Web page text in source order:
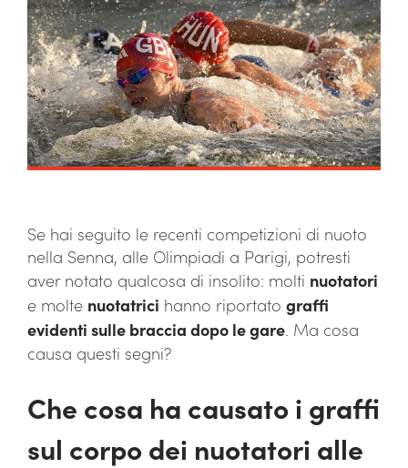
Se hai seguito le recenti competizioni di nuoto
nella Senna, alle Olimpiadi a Parigi, potresti
aver notato qualcosa di insolito: molti nuotatori
e molte nuotatrici hanno riportato graffi
evidenti sulle braccia dopo le gare. Ma cosa
causa questi segni?
Che cosa ha causato i graffi
sul corpo dei nuotatori alle